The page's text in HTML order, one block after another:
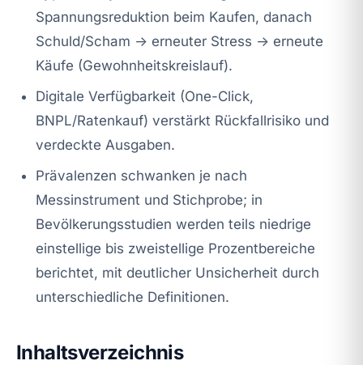
Spannungsreduktion beim Kaufen, danach
Schuld/Scham → erneuter Stress → erneute
Käufe (Gewohnheitskreislauf).
Digitale Verfügbarkeit (One-Click,
BNPL/Ratenkauf) verstärkt Rückfallrisiko und
verdeckte Ausgaben.
Prävalenzen schwanken je nach
Messinstrument und Stichprobe; in
Bevölkerungsstudien werden teils niedrige
einstellige bis zweistellige Prozentbereiche
berichtet, mit deutlicher Unsicherheit durch
unterschiedliche Definitionen.
Inhaltsverzeichnis